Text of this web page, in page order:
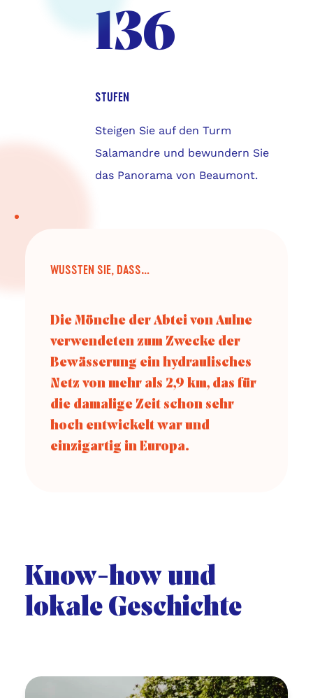
136
STUFEN
Steigen Sie auf den Turm
Salamandre und bewundern Sie
das Panorama von Beaumont.
WUSSTEN SIE, DASS…
Die Mönche der Abtei von Aulne
verwendeten zum Zwecke der
Bewässerung ein hydraulisches
Netz von mehr als 2,9 km, das für
die damalige Zeit schon sehr
hoch entwickelt war und
einzigartig in Europa.
Know-how und
lokale Geschichte